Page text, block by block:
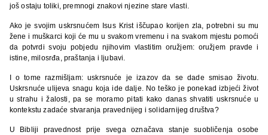
još ostaju toliki, premnogi znakovi njezine stare vlasti.
Ako je svojim uskrsnućem Isus Krist iščupao korijen zla, potrebni su mu
žene i muškarci koji će mu u svakom vremenu i na svakom mjestu pomoći
da potvrdi svoju pobjedu njihovim vlastitim oružjem: oružjem pravde i
istine, milosrđa, praštanja i ljubavi.
I o tome razmišljam: uskrsnuće je izazov da se dade smisao životu.
Uskrsnuće ulijeva snagu koja ide dalje. No teško je ponekad izbjeći život
u strahu i žalosti, pa se moramo pitati kako danas shvatiti uskrsnuće u
kontekstu zadaće stvaranja pravednijeg i solidarnijeg društva?
U Bibliji pravednost prije svega označava stanje suobličenja osobe